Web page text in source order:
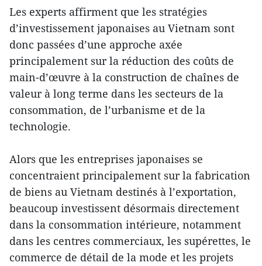
Les experts affirment que les stratégies
d’investissement japonaises au Vietnam sont
donc passées d’une approche axée
principalement sur la réduction des coûts de
main-d’œuvre à la construction de chaînes de
valeur à long terme dans les secteurs de la
consommation, de l’urbanisme et de la
technologie.
Alors que les entreprises japonaises se
concentraient principalement sur la fabrication
de biens au Vietnam destinés à l’exportation,
beaucoup investissent désormais directement
dans la consommation intérieure, notamment
dans les centres commerciaux, les supérettes, le
commerce de détail de la mode et les projets